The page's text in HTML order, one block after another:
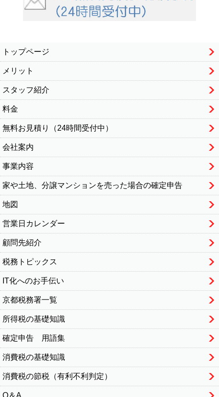
トップページ
メリット
スタッフ紹介
料金
無料お見積り（24時間受付中）
会社案内
事業内容
家や土地、分譲マンションを売った場合の確定申告
地図
営業日カレンダー
顧問先紹介
税務トピックス
IT化へのお手伝い
京都税務署一覧
所得税の基礎知識
確定申告 用語集
消費税の基礎知識
消費税の節税（有利不利判定）